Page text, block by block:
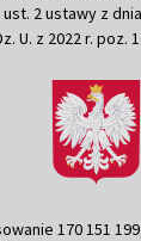
2 ustawy z
U. z 2022 r. poz.
170 151